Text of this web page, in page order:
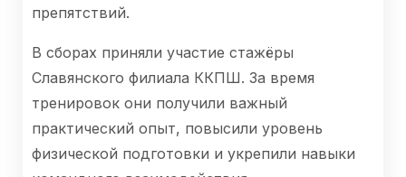
препятствий.
В сборах приняли участие стажёры
Славянского филиала ККПШ. За время
тренировок они получили важный
практический опыт, повысили уровень
физической подготовки и укрепили навыки